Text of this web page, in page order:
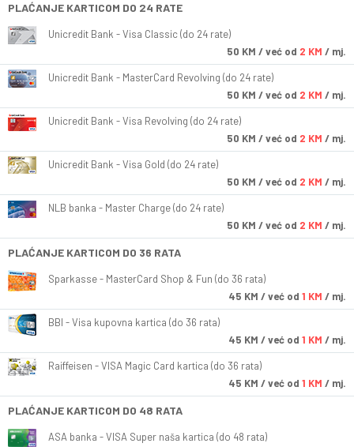
PLAĆANJE KARTICOM DO 24 RATE
Unicredit Bank - Visa Classic (do 24 rate)
50 KM / već od 2 KM / mj.
Unicredit Bank - MasterCard Revolving (do 24 rate)
50 KM / već od 2 KM / mj.
Unicredit Bank - Visa Revolving (do 24 rate)
50 KM / već od 2 KM / mj.
Unicredit Bank - Visa Gold (do 24 rate)
50 KM / već od 2 KM / mj.
NLB banka - Master Charge (do 24 rate)
50 KM / već od 2 KM / mj.
PLAĆANJE KARTICOM DO 36 RATA
Sparkasse - MasterCard Shop & Fun (do 36 rata)
45 KM / već od 1 KM / mj.
BBI - Visa kupovna kartica (do 36 rata)
45 KM / već od 1 KM / mj.
Raiffeisen - VISA Magic Card kartica (do 36 rata)
45 KM / već od 1 KM / mj.
PLAĆANJE KARTICOM DO 48 RATA
ASA banka - VISA Super naša kartica (do 48 rata)